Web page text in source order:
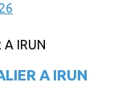
A IRUN